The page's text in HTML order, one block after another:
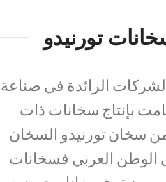
تورنيدو
الرائدة في صناعة
بإنتاج سخانات ذات
سخان تورنيدو السخان
الوطن العربي فسخانات